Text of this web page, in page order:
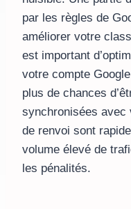
par les règles de
améliorer votre
est important
votre compte
plus de chances
synchronisées avec
de renvoi sont
volume élevé de
les pénalités.